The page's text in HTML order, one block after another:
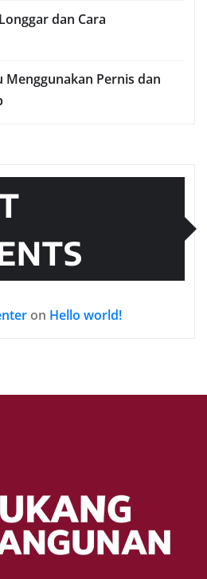
dan Cara
Menggunakan Pernis dan
on Hello world!